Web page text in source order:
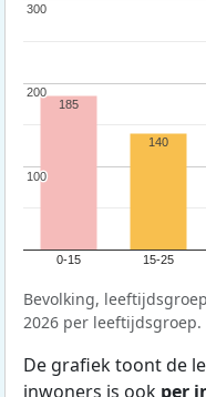
0-15 15-25
100
100
200
200
300
300
185
140
Bevolking,
2026 per leeftijdsgroep.
De grafiek toont de
inwoners is ook per